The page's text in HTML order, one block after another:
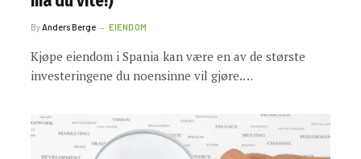
ByAnders Berge EIENDOM
Kjøpe eiendom i Spania kan være en av de største
investeringene du noensinne vil gjøre.…